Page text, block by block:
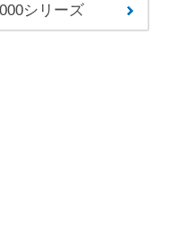
シリーズ